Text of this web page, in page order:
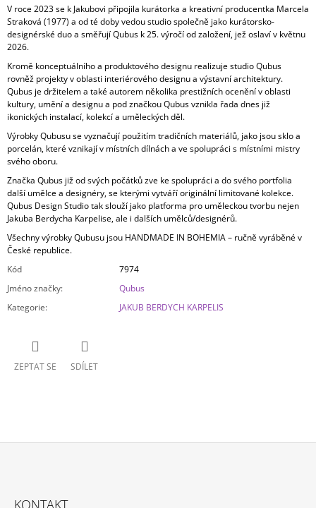
V roce 2023 se k Jakubovi připojila kurátorka a kreativní producentka Marcela
Straková (1977) a od té doby vedou studio společně jako kurátorsko-
designérské duo a směřují Qubus k 25. výročí od založení, jež oslaví v květnu
2026.
Kromě konceptuálního a produktového designu realizuje studio Qubus
rovněž projekty v oblasti interiérového designu a výstavní architektury.
Qubus je držitelem a také autorem několika prestižních ocenění v oblasti
kultury, umění a designu a pod značkou Qubus vznikla řada dnes již
ikonických instalací, kolekcí a uměleckých děl.
Výrobky Qubusu se vyznačují použitím tradičních materiálů, jako jsou sklo a
porcelán, které vznikají v místních dílnách a ve spolupráci s místními mistry
svého oboru.
Značka Qubus již od svých počátků zve ke spolupráci a do svého portfolia
další umělce a designéry, se kterými vytváří originální limitované kolekce.
Qubus Design Studio tak slouží jako platforma pro uměleckou tvorbu nejen
Jakuba Berdycha Karpelise, ale i dalších umělců/designérů.
Všechny výrobky Qubusu jsou HANDMADE IN BOHEMIA – ručně vyráběné v
České republice.
Kód
7974
Jméno značky:
Qubus
Kategorie: JAKUB BERDYCH KARPELIS
ZEPTAT SE SDÍLET